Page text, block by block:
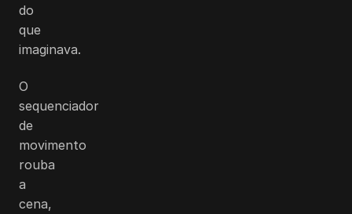
do
que
imaginava.
O
sequenciador
de
movimento
rouba
a
cena,